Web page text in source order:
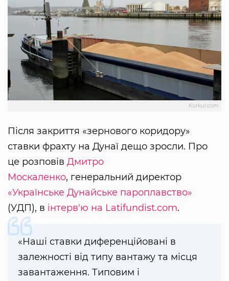
Kurkul.com
Після закриття «зернового коридору»
ставки фрахту на Дунаї дещо зросли. Про
це розповів Дмитро
Москаленко, генеральний директор
«Українське Дунайське пароплавство»
(УДП), в інтерв'ю на Latifundist.com.
«Наші ставки диференційовані в
залежності від типу вантажу та місця
завантаження. Типовим і